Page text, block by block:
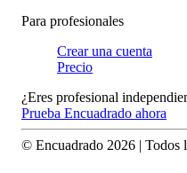
Para profesionales
Crear una cuenta
Precio
¿Eres profesional
Prueba Encuadrado ahora
© Encuadrado 2026 | Todos